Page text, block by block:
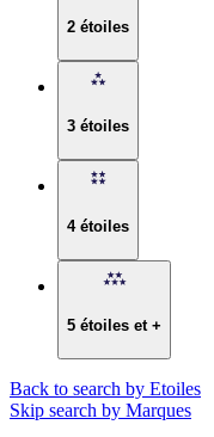
2 étoiles
3 étoiles
4 étoiles
5 étoiles et +
Back to search by Etoiles
Skip search by Marques